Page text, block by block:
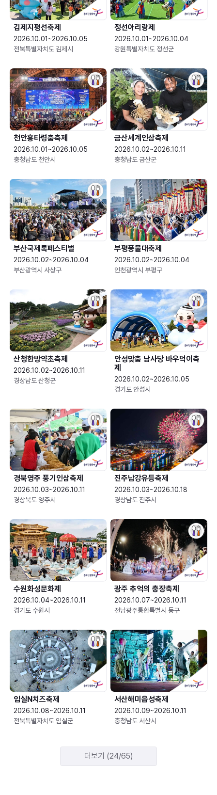
김제지평선축제
2026.10.01~2026.10.05
전북특별자치도 김제시
정선아리랑제
2026.10.01~2026.10.04
강원특별자치도 정선군
천안흥타령춤축제
2026.10.01~2026.10.05
충청남도 천안시
금산세계인삼축제
2026.10.02~2026.10.11
충청남도 금산군
부산국제록페스티벌
2026.10.02~2026.10.04
부산광역시 사상구
부평풍물대축제
2026.10.02~2026.10.04
인천광역시 부평구
산청한방약초축제
2026.10.02~2026.10.11
경상남도 산청군
안성맞춤 남사당 바우덕이축
제
2026.10.02~2026.10.05
경기도 안성시
경북영주 풍기인삼축제
2026.10.03~2026.10.11
경상북도 영주시
진주남강유등축제
2026.10.03~2026.10.18
경상남도 진주시
수원화성문화제
2026.10.04~2026.10.11
경기도 수원시
광주 추억의 충장축제
2026.10.07~2026.10.11
전남광주통합특별시 동구
임실N치즈축제
2026.10.08~2026.10.11
전북특별자치도 임실군
서산해미읍성축제
2026.10.09~2026.10.11
충청남도 서산시
더보기 (24/65)